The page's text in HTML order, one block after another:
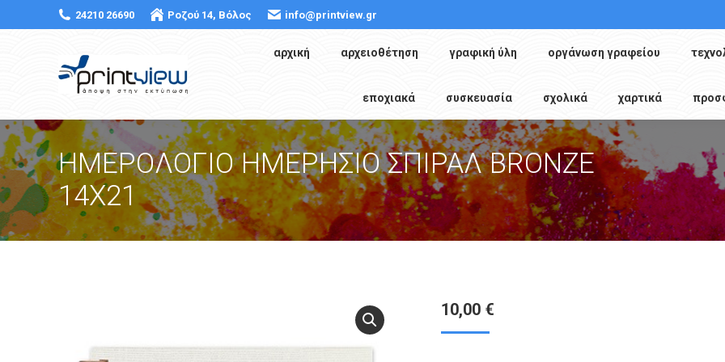
24210 26690 Ροζού 14, Βόλος info@printview.gr
αρχική αρχειοθέτηση γραφική ύλη οργάνωση γραφείου
εποχιακά συσκευασία σχολικά χαρτικά
ΗΜΕΡΟΛΟΓΙΟ ΗΜΕΡΗΣΙΟ ΣΠΙΡΑΛ BRONZE
14X21
You are here:
10,00 €